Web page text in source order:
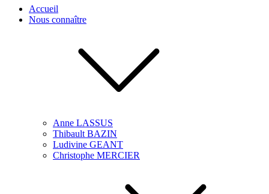
Accueil
Nous connaître
Anne LASSUS
Thibault BAZIN
Ludivine GEANT
Christophe MERCIER